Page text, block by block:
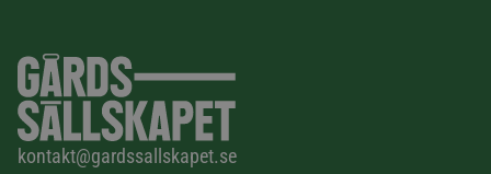
kontakt@gardssallskapet.se